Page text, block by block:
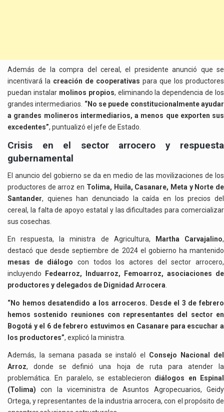
Además de la compra del cereal, el presidente anunció que se
incentivará la creación de cooperativas para que los productores
puedan instalar molinos propios, eliminando la dependencia de los
grandes intermediarios. “No se puede constitucionalmente ayudar
a grandes molineros intermediarios, a menos que exporten sus
excedentes”, puntualizó el jefe de Estado.
Crisis en el sector arrocero y respuesta
gubernamental
El anuncio del gobierno se da en medio de las movilizaciones de los
productores de arroz en Tolima, Huila, Casanare, Meta y Norte de
Santander, quienes han denunciado la caída en los precios del
cereal, la falta de apoyo estatal y las dificultades para comercializar
sus cosechas.
En respuesta, la ministra de Agricultura, Martha Carvajalino,
destacó que desde septiembre de 2024 el gobierno ha mantenido
mesas de diálogo con todos los actores del sector arrocero,
incluyendo
Fedearroz, Induarroz, Femoarroz, asociaciones de
productores y delegados de Dignidad Arrocera.
“No hemos desatendido a los arroceros. Desde el 3 de febrero
hemos sostenido reuniones con representantes del sector en
Bogotá y el 6 de febrero estuvimos en Casanare para escuchar a
los productores”, explicó la ministra.
Además, la semana pasada se instaló el Consejo Nacional del
Arroz, donde se definió una hoja de ruta para atender la
problemática. En paralelo, se establecieron diálogos en Espinal
(Tolima) con la viceministra de Asuntos Agropecuarios, Geidy
Ortega, y representantes de la industria arrocera, con el propósito de